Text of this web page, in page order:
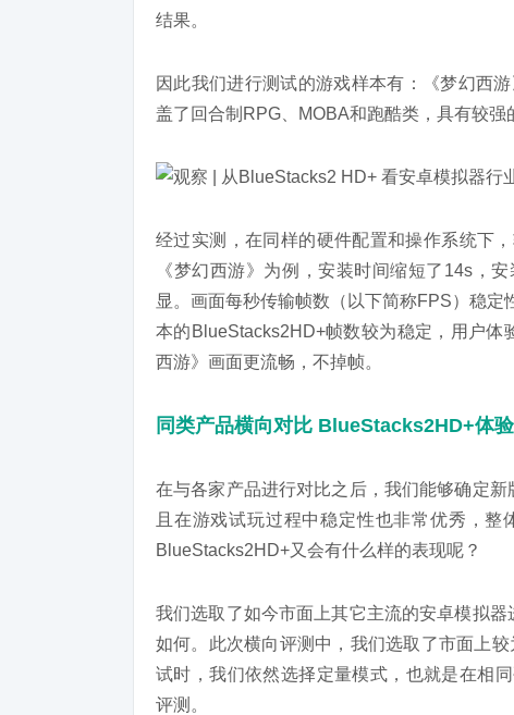
结果。
因此我们进行测试的游戏样本有：《梦幻西
盖了回合制RPG、MOBA和跑酷类，具有较强
经过实测，在同样的硬件配置和操作系统下
《梦幻西游》为例，安装时间缩短了14s，
显。画面每秒传输帧数（以下简称FPS）稳
本的BlueStacks2HD+帧数较为稳定，用户
西游》画面更流畅，不掉帧。
同类产品横向对比 BlueStacks2HD+体
在与各家产品进行对比之后，我们能够确定
且在游戏试玩过程中稳定性也非常优秀，整
BlueStacks2HD+又会有什么样的表现呢？
我们选取了如今市面上其它主流的安卓模拟
如何。此次横向评测中，我们选取了市面上
试时，我们依然选择定量模式，也就是在相
评测。